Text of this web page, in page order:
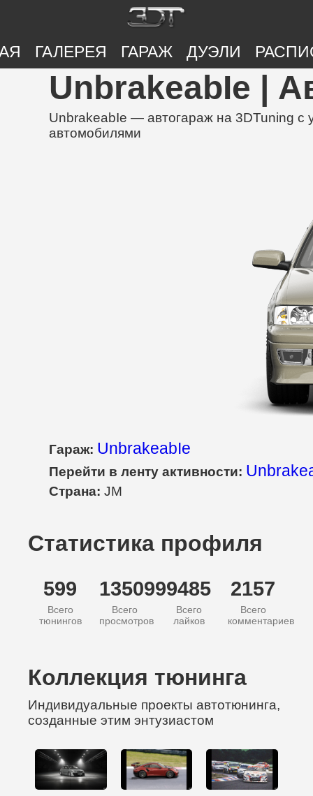
ГАЛЕРЕЯ ГАРАЖ ДУЭЛИ
UnbrakeabIe |
UnbrakeabIe — автогараж на 3DTuning с
автомобилями
Гараж: UnbrakeabIe
Перейти в ленту активности:
Страна: JM
Статистика профиля
599
Всего
тюнингов
135099
Всего
просмотров
9485
Всего
лайков
2157
Всего
комментариев
Коллекция тюнинга
Индивидуальные проекты автотюнинга,
созданные этим энтузиастом